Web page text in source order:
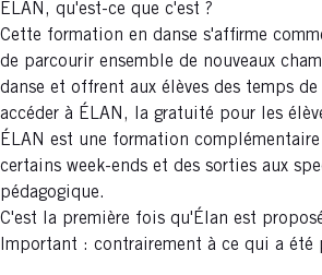
ÉLAN, qu'est-ce que c'est ?
Cette formation en danse s'affirme
de parcourir ensemble de nouveaux
danse et offrent aux élèves des temps
accéder à ÉLAN, la gratuité pour les
ÉLAN est une formation
certains week-ends et des sorties aux
pédagogique.
C'est la première fois qu'Élan est
Important : contrairement à ce qui a